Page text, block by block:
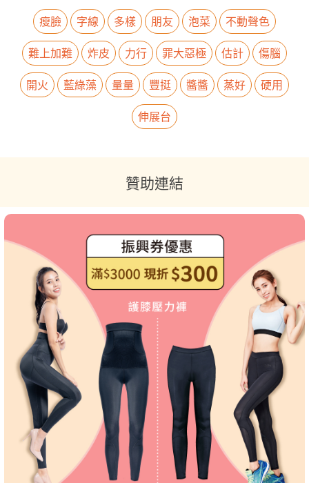
瘦臉 字線 多樣 朋友 泡菜
不動聲色
難上加難
炸皮 力行 罪大惡極 估計
傷腦
開火
藍綠藻 量量 豐挺 醬醬 蒸好
硬用
伸展台
贊助連結